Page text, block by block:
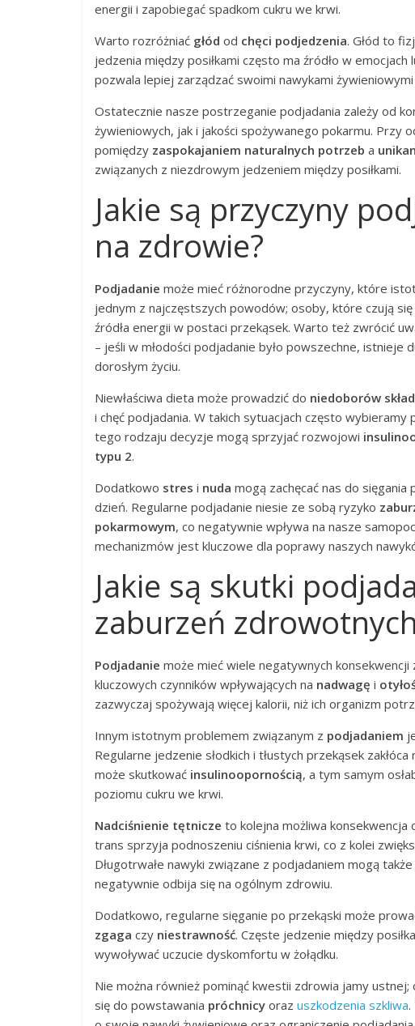
energii i zapobiegać spadkom cukru we krwi.
Warto rozróżniać głód od chęci podjedzenia. Głód to
jedzenia między posiłkami często ma źródło w
pozwala lepiej zarządzać swoimi nawykami
Ostatecznie nasze postrzeganie podjadania zależy od
żywieniowych, jak i jakości spożywanego pokarmu. Przy
pomiędzy zaspokajaniem naturalnych potrzeb a
związanych z niezdrowym jedzeniem między posiłkami.
Jakie są przyczyny
na zdrowie?
Podjadanie może mieć różnorodne przyczyny, które
jednym z najczęstszych powodów; osoby, które czują
źródła energii w postaci przekąsek. Warto też zwrócić
– jeśli w młodości podjadanie było powszechne, istnieje
dorosłym życiu.
Niewłaściwa dieta może prowadzić do niedoborów
i chęć podjadania. W takich sytuacjach często
tego rodzaju decyzje mogą sprzyjać rozwojowi
typu 2.
Dodatkowo stres i nuda mogą zachęcać nas do
dzień. Regularne podjadanie niesie ze sobą ryzyko
pokarmowym, co negatywnie wpływa na nasze
mechanizmów jest kluczowe dla poprawy naszych
Jakie są skutki
zaburzeń
Podjadanie może mieć wiele negatywnych
kluczowych czynników wpływających na nadwagę i
zazwyczaj spożywają więcej kalorii, niż ich organizm
Innym istotnym problemem związanym z podjadaniem
Regularne jedzenie słodkich i tłustych przekąsek
może skutkować insulinoopornością, a tym samym
poziomu cukru we krwi.
Nadciśnienie tętnicze to kolejna możliwa konsekwencja
trans sprzyja podnoszeniu ciśnienia krwi, co z kolei
Długotrwałe nawyki związane z podjadaniem mogą
negatywnie odbija się na ogólnym zdrowiu.
Dodatkowo, regularne sięganie po przekąski może
zgaga czy niestrawność. Częste jedzenie między
wywoływać uczucie dyskomfortu w żołądku.
Nie można również pominąć kwestii zdrowia jamy ustnej;
się do powstawania próchnicy oraz uszkodzenia szkliwa.